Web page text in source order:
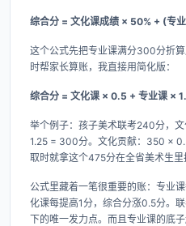
综合分 = 文化课成绩 × 50% + (专
这个公式先把专业课满分300分折
时帮家长算账，我直接用简化版：
综合分 = 文化课 × 0.5 + 专业课 ×
举个例子：孩子美术联考240分，
1.25 = 300分。文化贡献：350 ×
取时就拿这个475分在全省美术生里
公式里藏着一笔很重要的账：专业
化课每提高1分，综合分涨0.5分。
下的唯一发力点。而且专业课的底